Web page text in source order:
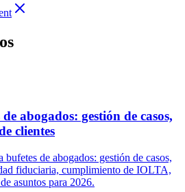
abogados: gestión de casos,
clientes
de abogados: gestión de casos,
fiduciaria, cumplimiento de IOLTA,
asuntos para 2026.